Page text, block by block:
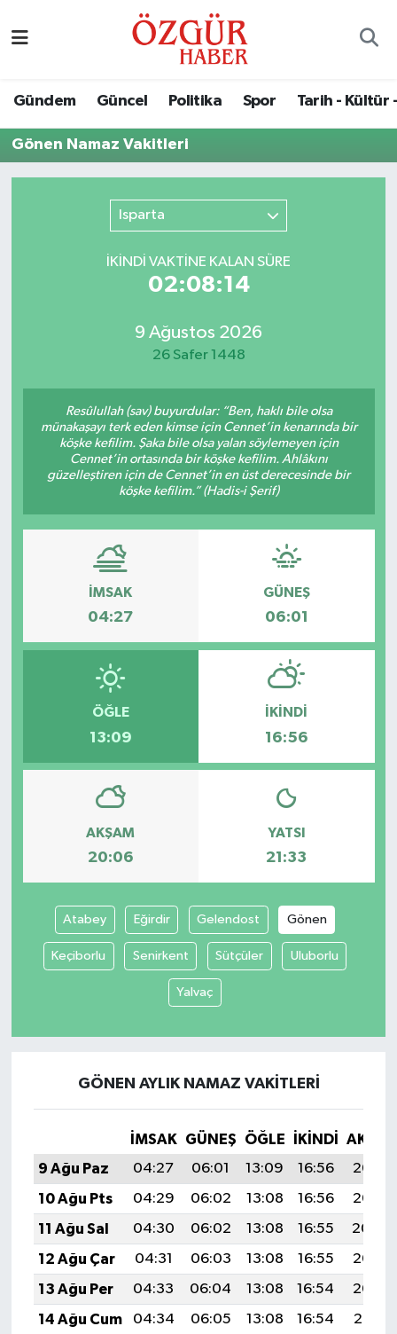
Gündem Güncel Politika Spor Tarih - Kültür
Gönen Namaz Vakitleri
Isparta
İKINDI VAKTİNE KALAN SÜRE
02:08:14
9 Ağustos 2026
26 Safer 1448
Resûlullah (sav) buyurdular: “Ben, haklı bile olsa
münakaşayı terk eden kimse için Cennet’in kenarında bir
köşke kefilim. Şaka bile olsa yalan söylemeyen için
Cennet’in ortasında bir köşke kefilim. Ahlâkını
güzelleştiren için de Cennet’in en üst derecesinde bir
köşke kefilim.” (Hadis-i Şerif)
İMSAK
04:27
GÜNEŞ
06:01
ÖĞLE
13:09
İKINDI
16:56
AKŞAM
20:06
YATSI
21:33
Atabey Eğirdir Gelendost Gönen
Keçiborlu Senirkent Sütçüler Uluborlu
Yalvaç
GÖNEN AYLIK NAMAZ VAKITLERI
İMSAK GÜNEŞ ÖĞLE İKINDI
9 Ağu Paz
04:27 06:01 13:09 16:56
20:06
10 Ağu Pts
04:29 06:02 13:08 16:56
20:05
11 Ağu Sal
04:30 06:02 13:08 16:55
20:04
12 Ağu Çar
04:31 06:03 13:08 16:55
20:03
13 Ağu Per
04:33 06:04 13:08 16:54
20:02
14 Ağu Cum
04:34 06:05 13:08 16:54
20:01
Ekonomi
Sağlık
Spor
Tarih - Kültür - Sanat - Turizm
Yaşam
Nöbetçi Eczaneler
Trafik Durumu
Tüm Manşetler
Son Dakika Haberleri